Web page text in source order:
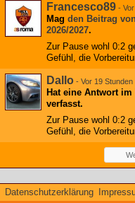
Francesco89 -
Mag den Beitrag
2026/2027.
Zur Pause wohl 0:2
Gefühl, die
Dallo - Vor 19 Stunden
Hat eine Antwort im
verfasst.
Zur Pause wohl 0:2
Gefühl, die
Datenschutzerklärung